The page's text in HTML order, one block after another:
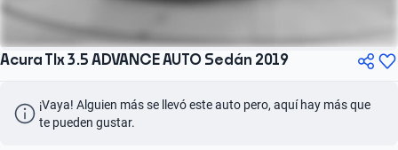
Acura Tlx 3.5 ADVANCE AUTO Sedán 2019
¡Vaya! Alguien más se llevó este auto pero, aquí hay más que
te pueden gustar.